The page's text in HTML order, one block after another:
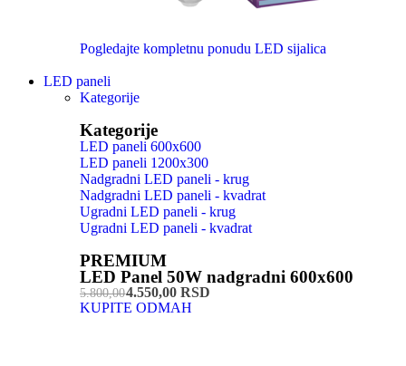
Pogledajte kompletnu ponudu LED sijalica
LED paneli
Kategorije
Kategorije
LED paneli 600x600
LED paneli 1200x300
Nadgradni LED paneli - krug
Nadgradni LED paneli - kvadrat
Ugradni LED paneli - krug
Ugradni LED paneli - kvadrat
PREMIUM
LED Panel 50W nadgradni 600x600
5.800,004.550,00 RSD
KUPITE ODMAH